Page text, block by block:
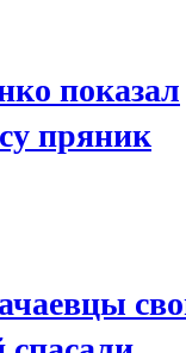
показал
пряник